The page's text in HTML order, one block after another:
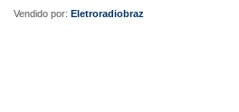
Vendido por: Eletroradiobraz